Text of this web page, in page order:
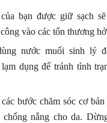
bạn được giữ sạch
vào các tổn thương
nước muối sinh lý
dụng để tránh tình
bước chăm sóc cơ bản
nắng cho da.